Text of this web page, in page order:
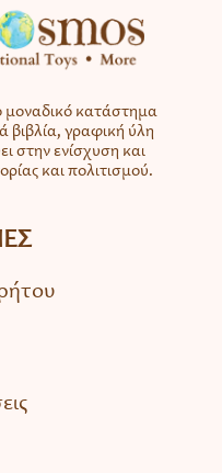
μοναδικό κατάστημα
βιβλία, γραφική ύλη
στην ενίσχυση και
και πολιτισμού.